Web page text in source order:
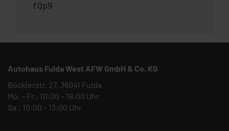
fQp9
Autohaus Fulda West AFW GmbH & Co. KG
Böcklerstr. 27, 36041 Fulda
Mo. – Fr.: 10:00 – 18:00 Uhr
Sa.: 10:00 – 13:00 Uhr